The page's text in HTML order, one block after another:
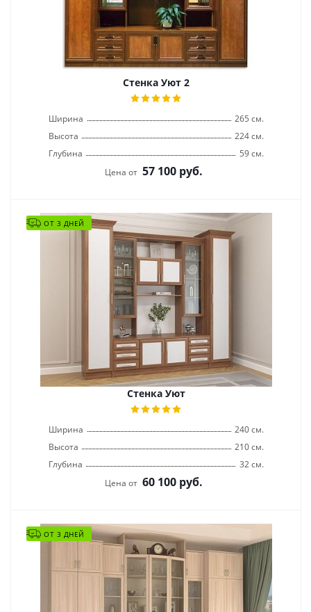
Стенка Уют 2
Ширина
265 см.
Высота
224 см.
Глубина
59 см.
Цена от 57 100 руб.
ОТ 3 ДНЕЙ
Стенка Уют
Ширина
240 см.
Высота
210 см.
Глубина
32 см.
Цена от 60 100 руб.
ОТ 3 ДНЕЙ